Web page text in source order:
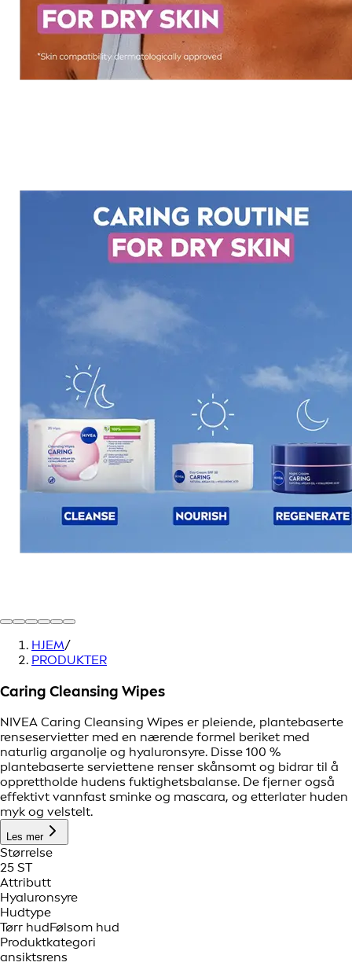
HJEM/
PRODUKTER
Caring Cleansing Wipes
NIVEA Caring Cleansing Wipes er pleiende, plantebaserte
renseservietter med en nærende formel beriket med
naturlig arganolje og hyaluronsyre. Disse 100 %
plantebaserte serviettene renser skånsomt og bidrar til å
opprettholde hudens fuktighetsbalanse. De fjerner også
effektivt vannfast sminke og mascara, og etterlater huden
myk og velstelt.
Les mer
Størrelse
25 ST
Attributt
Hyaluronsyre
Hudtype
Tørr hudFølsom hud
Produktkategori
ansiktsrens